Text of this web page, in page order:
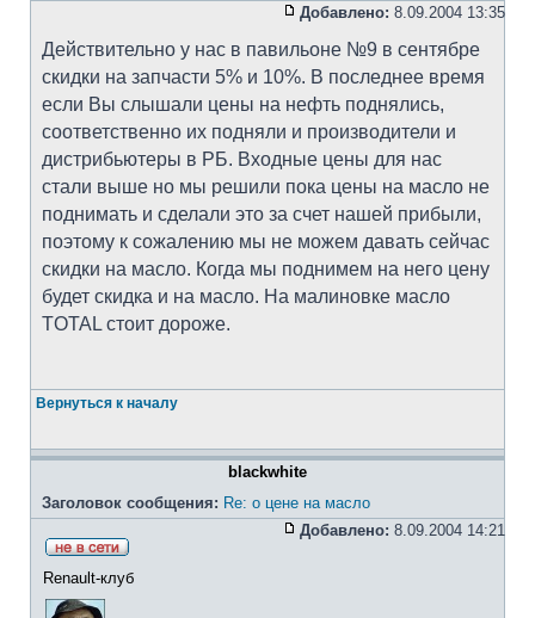
Добавлено: 8.09.2004 13:35
Действительно у нас в павильоне №9 в сентябре
скидки на запчасти 5% и 10%. В последнее время
если Вы слышали цены на нефть поднялись,
соответственно их подняли и производители и
дистрибьютеры в РБ. Входные цены для нас
стали выше но мы решили пока цены на масло не
поднимать и сделали это за счет нашей прибыли,
поэтому к сожалению мы не можем давать сейчас
скидки на масло. Когда мы поднимем на него цену
будет скидка и на масло. На малиновке масло
TOTAL стоит дороже.
Вернуться к началу
blackwhite
Заголовок сообщения: Re: о цене на масло
Добавлено: 8.09.2004 14:21
Renault-клуб